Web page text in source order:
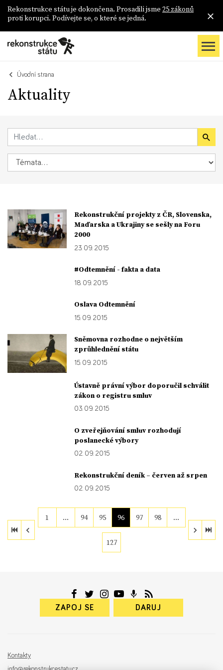
Rekonstrukce státu je dokončena. Prosadili jsme 25 zákonů
proti korupci. Podívejte se, o které se jedná.
Úvodní strana
Aktuality
Rekonstrukční projekty z ČR, Slovenska,
Maďarska a Ukrajiny se sešly na Foru
2000
23. 09. 2015
#Odtemnění - fakta a data
18. 09. 2015
Oslava Odtemnění
15. 09. 2015
Sněmovna rozhodne o největším
zprůhlednění státu
15. 09. 2015
Ústavně právní výbor doporučil schválit
zákon o registru smluv
03. 09. 2015
O zveřejňování smluv rozhodují
poslanecké výbory
02. 09. 2015
Rekonstrukční deník – červen až srpen
02. 09. 2015
1 … 94 95 96 97 98 …
127
ZAPOJ SE DARUJ
Kontakty